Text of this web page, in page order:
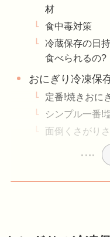
材
食中毒対策
冷蔵保存の日
食べられるの?
おにぎり冷凍保
定番!焼きおに
シンプル一番!
面倒くさがり